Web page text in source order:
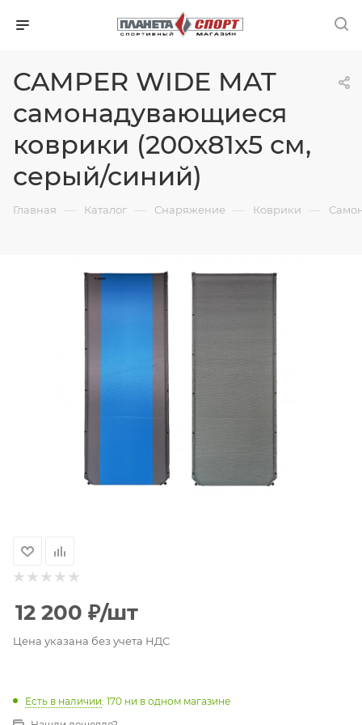
CAMPER WIDE MAT
самонадувающиеся
коврики (200х81х5 см,
серый/синий)
Главная — Каталог — Снаряжение — Коврики —
12 200 ₽/шт
Цена указана без учета НДС
Есть в наличии: 170 ни в одном магазине